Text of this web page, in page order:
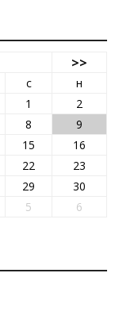
>>
с
н
1
2
8
9
15
16
22
23
29
30
5 6